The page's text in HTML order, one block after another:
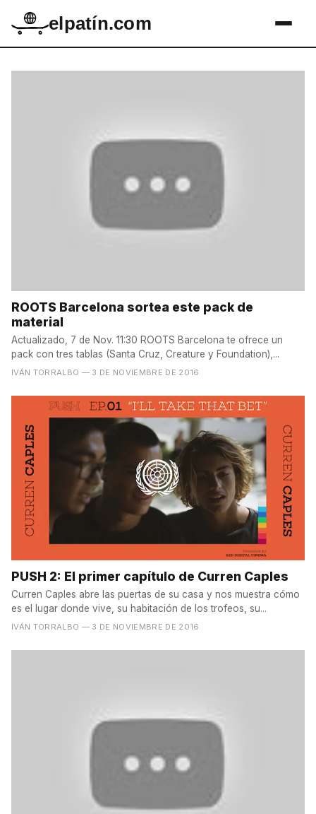
elpatín.com
ROOTS Barcelona sortea este pack de
material
Actualizado, 7 de Nov. 11:30 ROOTS Barcelona te ofrece un
pack con tres tablas (Santa Cruz, Creature y Foundation),...
IVÁN TORRALBO — 3 DE NOVIEMBRE DE 2016
PUSH 2: El primer capítulo de Curren Caples
Curren Caples abre las puertas de su casa y nos muestra cómo
es el lugar donde vive, su habitación de los trofeos, su...
IVÁN TORRALBO — 3 DE NOVIEMBRE DE 2016